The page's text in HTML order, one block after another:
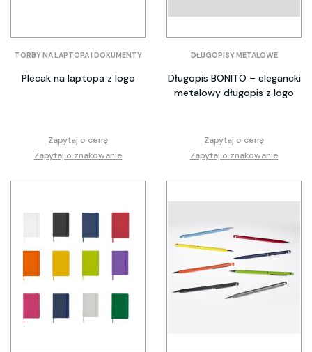
TORBY NA LAPTOPA I DOKUMENTY
Plecak na laptopa z logo
Zapytaj o cenę
Zapytaj o znakowanie
DŁUGOPISY METALOWE
Długopis BONITO – elegancki
metalowy długopis z logo
Zapytaj o cenę
Zapytaj o znakowanie